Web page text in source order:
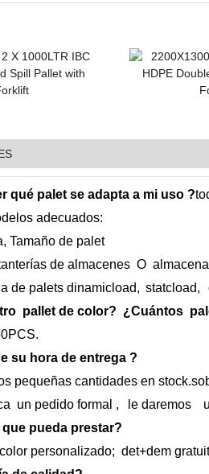
qué palet se adapta a mi uso ?
adecuados:
Tamaño de palet
de almacenes O
de palets dinamicload, statcload,
pallet de color? ¿Cuántos
su hora de entrega ?
pequeñas cantidades en
un pedido formal ,
le daremos
pueda prestar?
personalizado; det+dem